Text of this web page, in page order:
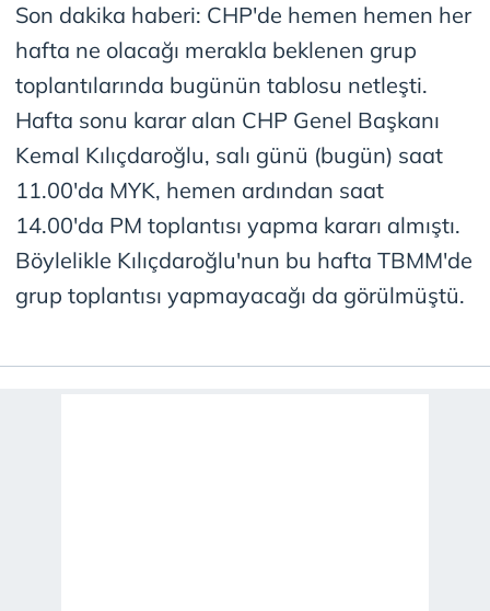
Son dakika haberi: CHP'de hemen hemen her
hafta ne olacağı merakla beklenen grup
toplantılarında bugünün tablosu netleşti.
Hafta sonu karar alan CHP Genel Başkanı
Kemal Kılıçdaroğlu, salı günü (bugün) saat
11.00'da MYK, hemen ardından saat
14.00'da PM toplantısı yapma kararı almıştı.
Böylelikle Kılıçdaroğlu'nun bu hafta TBMM'de
grup toplantısı yapmayacağı da görülmüştü.